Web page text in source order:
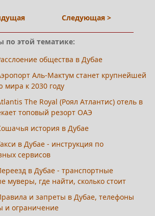
Следующая >
по этой тематике:
общества в Дубае
Аль-Мактум станет крупнейшей
мира к 2030 году
The Royal (Роял Атлантис) отель в
топовый резорт ОАЭ
история в Дубае
в Дубае - инструкция по
сервисов
в Дубае - транспортные
муверы, где найти, сколько стоит
и запреты в Дубае, телефоны
и ограничение